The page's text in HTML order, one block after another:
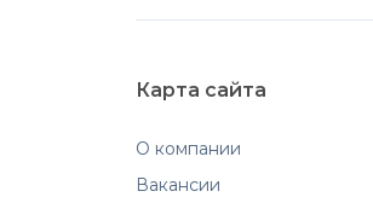
Карта сайта
О компании
Вакансии